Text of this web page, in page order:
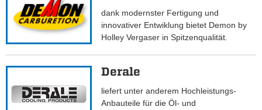
dank modernster Fertigung und
innovativer Entwiklung bietet Demon by
Holley Vergaser in Spitzenqualität.
Derale
liefert unter anderem Hochleistungs-
Anbauteile für die Öl- und